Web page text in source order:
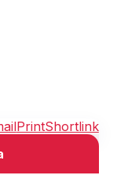
PrintShortlink